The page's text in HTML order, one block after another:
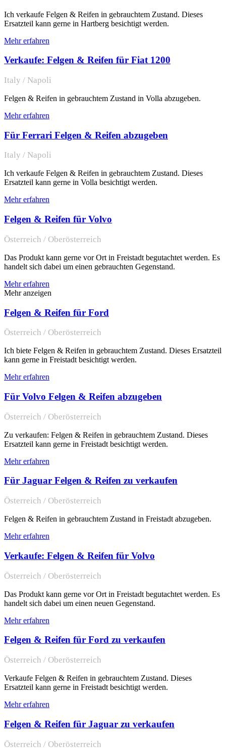
Ich verkaufe Felgen & Reifen in gebrauchtem Zustand. Dieses
Ersatzteil kann gerne in Hartberg besichtigt werden.
Mehr erfahren
Verkaufe: Felgen & Reifen für Fiat 1200
Italy / Napoli
Felgen & Reifen in gebrauchtem Zustand in Volla abzugeben.
Mehr erfahren
Für Ferrari Felgen & Reifen abzugeben
Italy / Napoli
Ich verkaufe Felgen & Reifen in gebrauchtem Zustand. Dieses
Ersatzteil kann gerne in Volla besichtigt werden.
Mehr erfahren
Felgen & Reifen für Volvo
Österreich / Oberösterreich
Das Produkt kann gerne vor Ort in Freistadt begutachtet werden. Es
handelt sich dabei um einen gebrauchten Gegenstand.
Mehr erfahren
Mehr anzeigen
Felgen & Reifen für Ford
Österreich / Oberösterreich
Ich biete Felgen & Reifen in gebrauchtem Zustand. Dieses Ersatzteil
kann gerne in Freistadt besichtigt werden.
Mehr erfahren
Für Volvo Felgen & Reifen abzugeben
Österreich / Oberösterreich
Zu verkaufen: Felgen & Reifen in gebrauchtem Zustand. Dieses
Ersatzteil kann gerne in Freistadt besichtigt werden.
Mehr erfahren
Für Jaguar Felgen & Reifen zu verkaufen
Österreich / Oberösterreich
Felgen & Reifen in gebrauchtem Zustand in Freistadt abzugeben.
Mehr erfahren
Verkaufe: Felgen & Reifen für Volvo
Österreich / Oberösterreich
Das Produkt kann gerne vor Ort in Freistadt begutachtet werden. Es
handelt sich dabei um einen neuen Gegenstand.
Mehr erfahren
Felgen & Reifen für Ford zu verkaufen
Österreich / Oberösterreich
Verkaufe Felgen & Reifen in gebrauchtem Zustand. Dieses
Ersatzteil kann gerne in Freistadt besichtigt werden.
Mehr erfahren
Felgen & Reifen für Jaguar zu verkaufen
Österreich / Oberösterreich